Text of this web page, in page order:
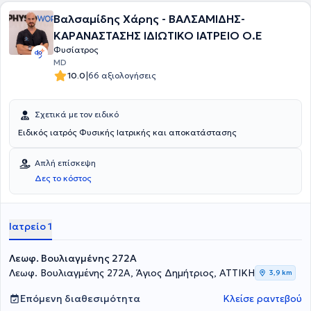
Βαλσαμίδης Χάρης - ΒΑΛΣΑΜΙΔΗΣ-
ΚΑΡΑΝΑΣΤΑΣΗΣ ΙΔΙΩΤΙΚΟ ΙΑΤΡΕΙΟ Ο.Ε
Φυσίατρος
MD
10.0|66 αξιολογήσεις
Σχετικά με τον ειδικό
Ειδικός ιατρός Φυσικής Ιατρικής και αποκατάστασης
Απλή επίσκεψη
Δες το κόστος
Ιατρείο 1
Λεωφ. Βουλιαγμένης 272A
Λεωφ. Βουλιαγμένης 272A, Άγιος Δημήτριος, ΑΤΤΙΚΗ
3,9 km
Επόμενη διαθεσιμότητα Κλείσε ραντεβού